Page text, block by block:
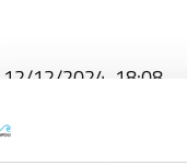
12/12/2024, 18:08